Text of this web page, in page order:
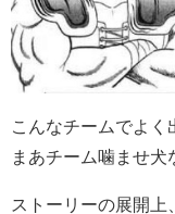
こんなチームでよく
まあチーム噛ませ犬
ストーリーの展開上